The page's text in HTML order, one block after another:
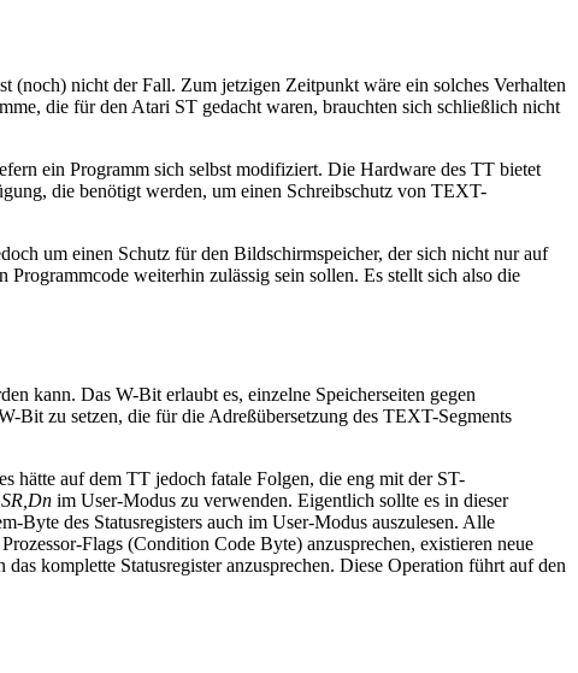
(noch) nicht der Fall. Zum jetzigen Zeitpunkt wäre ein solches Verhalten
die für den Atari ST gedacht waren, brauchten sich schließlich nicht
ein Programm sich selbst modifiziert. Die Hardware des TT bietet
die benötigt werden, um einen Schreibschutz von TEXT-
um einen Schutz für den Bildschirmspeicher, der sich nicht nur auf
weiterhin zulässig sein sollen. Es stellt sich also die
kann. Das W-Bit erlaubt es, einzelne Speicherseiten gegen
Bit zu setzen, die für die Adreßübersetzung des TEXT-Segments
hätte auf dem TT jedoch fatale Folgen, die eng mit der ST-
im User-Modus zu verwenden. Eigentlich sollte es in dieser
Byte des Statusregisters auch im User-Modus auszulesen. Alle
Flags (Condition Code Byte) anzusprechen, existieren neue
komplette Statusregister anzusprechen. Diese Operation führt auf den